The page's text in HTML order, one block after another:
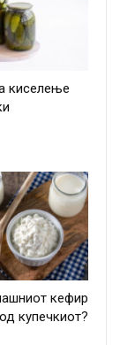
киселење
кефир
купечкиот?